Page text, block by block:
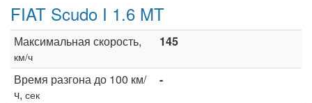
FIAT Scudo I 1.6 MT
Максимальная скорость,
км/ч
145
Время разгона до 100 км/
ч, сек
-